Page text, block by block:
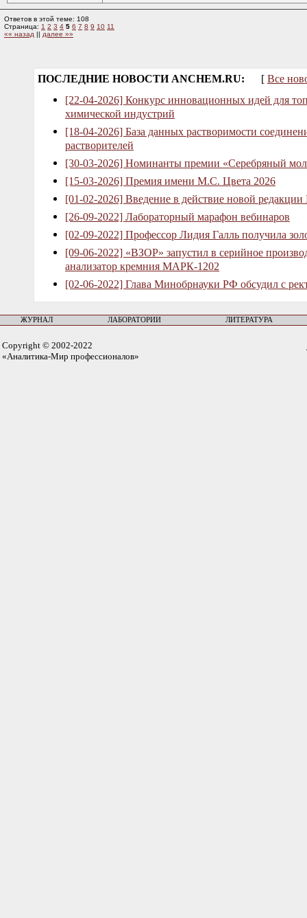
Ответов в этой теме: 108
Страница: 1 2 3 4 5 6 7 8 9 10 11
«« назад || далее »»
ПОСЛЕДНИЕ НОВОСТИ ANCHEM.RU: [ Все
[22-04-2026] Конкурс инновационных идей для
химической индустрий
[18-04-2026] База данных растворимости
растворителей
[30-03-2026] Номинанты премии «Серебряный
[15-03-2026] Премия имени М.С. Цвета 2026
[01-02-2026] Введение в действие новой
[26-09-2022] Лабораторный марафон вебинаров
[02-09-2022] Профессор Лидия Галль получила
[09-06-2022] «ВЗОР» запустил в серийное
анализатор кремния МАРК-1202
[02-06-2022] Глава Минобрнауки РФ обсудил с
ЖУРНАЛ ЛАБОРАТОРИИ ЛИТЕРАТУРА
Copyright © 2002-2022
«Аналитика-Мир профессионалов»